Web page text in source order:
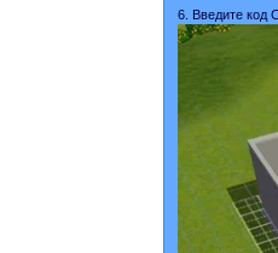
6. Введите код